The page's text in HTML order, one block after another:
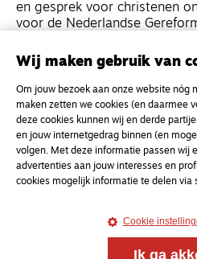
en gesprek voor christenen
voor de Nederlandse
MagazineOnderweg
Kvk-nummer 33277063
NL46 INGB 0117 5827 86
info@onderwegonline.nl
Wij maken gebruik van
Om jouw bezoek aan onze website nóg
maken zetten we cookies (en daarmee
deze cookies kunnen wij en derde
en jouw internetgedrag binnen (en
volgen. Met deze informatie passen wij
advertenties aan jouw interesses en
cookies mogelijk informatie te delen via
Cookie
Ik ga